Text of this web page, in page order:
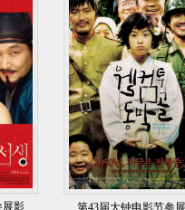
展影
第43届大钟电影节参